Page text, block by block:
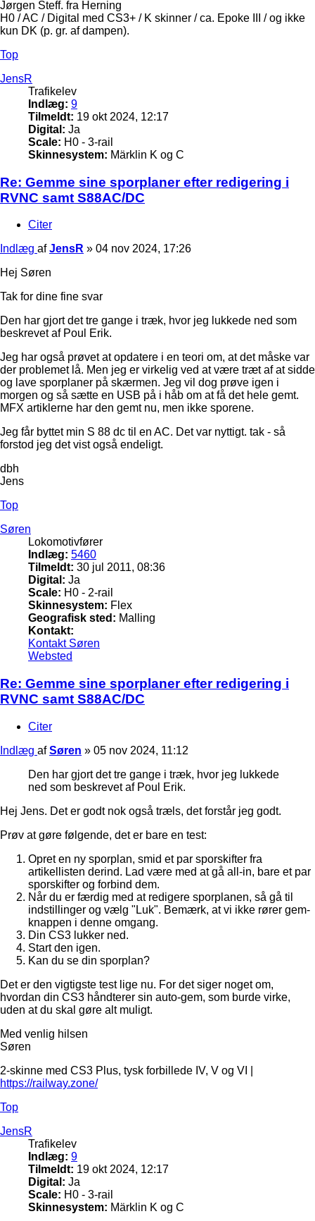
Jørgen Steff. fra Herning
H0 / AC / Digital med CS3+ / K skinner / ca. Epoke III / og ikke
kun DK (p. gr. af dampen).
Top
JensR
Trafikelev
Indlæg: 9
Tilmeldt: 19 okt 2024, 12:17
Digital: Ja
Scale: H0 - 3-rail
Skinnesystem: Märklin K og C
Re: Gemme sine sporplaner efter redigering i
RVNC samt S88AC/DC
Citer
Indlæg afJensR » 04 nov 2024, 17:26
Hej Søren
Tak for dine fine svar
Den har gjort det tre gange i træk, hvor jeg lukkede ned som
beskrevet af Poul Erik.
Jeg har også prøvet at opdatere i en teori om, at det måske var
der problemet lå. Men jeg er virkelig ved at være træt af at sidde
og lave sporplaner på skærmen. Jeg vil dog prøve igen i
morgen og så sætte en USB på i håb om at få det hele gemt.
MFX artiklerne har den gemt nu, men ikke sporene.
Jeg får byttet min S 88 dc til en AC. Det var nyttigt. tak - så
forstod jeg det vist også endeligt.
dbh
Jens
Top
Søren
Lokomotivfører
Indlæg: 5460
Tilmeldt: 30 jul 2011, 08:36
Digital: Ja
Scale: H0 - 2-rail
Skinnesystem: Flex
Geografisk sted: Malling
Kontakt:
Kontakt Søren
Websted
Re: Gemme sine sporplaner efter redigering i
RVNC samt S88AC/DC
Citer
Indlæg afSøren » 05 nov 2024, 11:12
Den har gjort det tre gange i træk, hvor jeg lukkede
ned som beskrevet af Poul Erik.
Hej Jens. Det er godt nok også træls, det forstår jeg godt.
Prøv at gøre følgende, det er bare en test:
Opret en ny sporplan, smid et par sporskifter fra
artikellisten derind. Lad være med at gå all-in, bare et par
sporskifter og forbind dem.
Når du er færdig med at redigere sporplanen, så gå til
indstillinger og vælg "Luk". Bemærk, at vi ikke rører gem-
knappen i denne omgang.
Din CS3 lukker ned.
Start den igen.
Kan du se din sporplan?
Det er den vigtigste test lige nu. For det siger noget om,
hvordan din CS3 håndterer sin auto-gem, som burde virke,
uden at du skal gøre alt muligt.
Med venlig hilsen
Søren
2-skinne med CS3 Plus, tysk forbillede IV, V og VI |
https://railway.zone/
Top
JensR
Trafikelev
Indlæg: 9
Tilmeldt: 19 okt 2024, 12:17
Digital: Ja
Scale: H0 - 3-rail
Skinnesystem: Märklin K og C